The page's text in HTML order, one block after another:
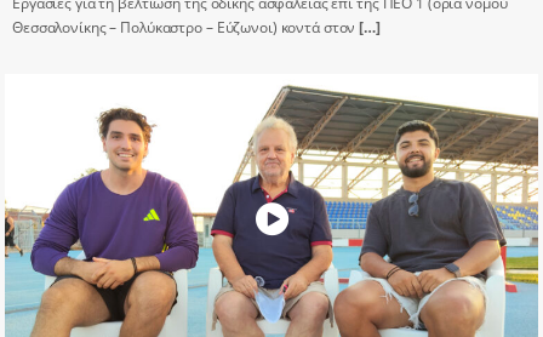
Θεσσαλονίκης – Πολύκαστρο – Εύζωνοι) κοντά στον […]